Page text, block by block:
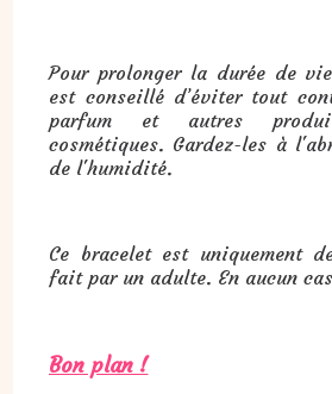
Pour prolonger la durée de
est conseillé d’éviter tout
parfum et autres
cosmétiques. Gardez-les à
de l'humidité.
Ce bracelet est uniquement
fait par un adulte. En aucun
Bon plan !